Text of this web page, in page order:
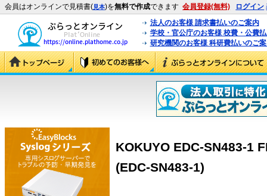
会員はオンラインで見積書(見本)を無料で作成できます 会員登録(無料) ログイン
法人のお客様 請求書払いのご案内
学校・官公庁のお客様 校費・公費
研究機関のお客様 科研費払いのご
KOKUYO EDC-SN483-1
(EDC-SN483-1)